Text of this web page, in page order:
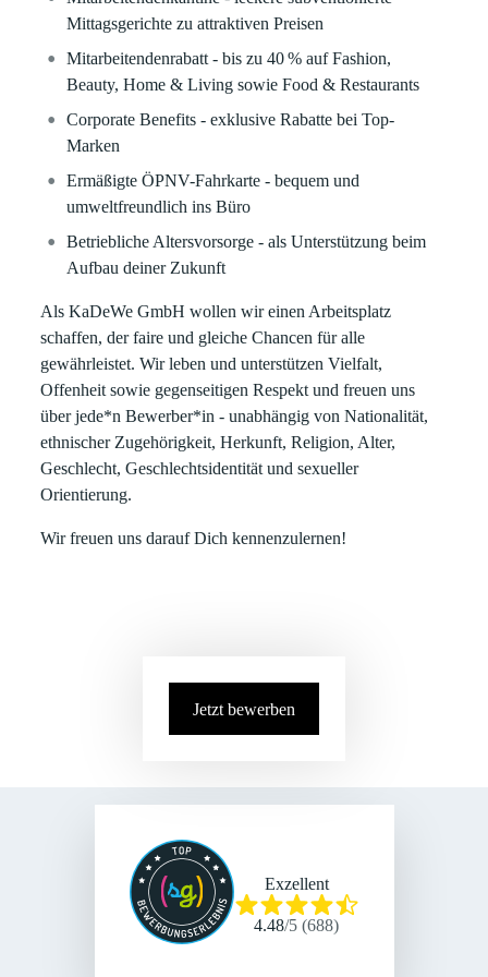
Mittagsgerichte zu attraktiven Preisen
Mitarbeitendenrabatt - bis zu 40 % auf Fashion,
Beauty, Home & Living sowie Food & Restaurants
Corporate Benefits - exklusive Rabatte bei Top-
Marken
Ermäßigte ÖPNV-Fahrkarte - bequem und
umweltfreundlich ins Büro
Betriebliche Altersvorsorge - als Unterstützung beim
Aufbau deiner Zukunft
Als KaDeWe GmbH wollen wir einen Arbeitsplatz
schaffen, der faire und gleiche Chancen für alle
gewährleistet. Wir leben und unterstützen Vielfalt,
Offenheit sowie gegenseitigen Respekt und freuen uns
über jede*n Bewerber*in - unabhängig von Nationalität,
ethnischer Zugehörigkeit, Herkunft, Religion, Alter,
Geschlecht, Geschlechtsidentität und sexueller
Orientierung.
Wir freuen uns darauf Dich kennenzulernen!
Jetzt bewerben
Exzellent
4.48/5 (688)